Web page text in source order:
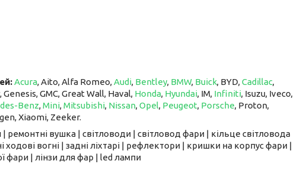
Acura, Aito, Alfa Romeo,Audi, Bentley, BMW, Buick, BYD,Cadillac,
Genesis, GMC, Great Wall, Haval, Honda, Hyundai, IM, ​​​​​​​ Infiniti, Isuzu, Iveco,
Benz,Mini,Mitsubishi, Nissan,Opel, Peugeot, Porsche, Proton, ​​​​​​​
Xiaomi, Zeeker.
вушка | світловоди | світловод фари | кільце світловода
вогні | задні ліхтарі | рефлектори | кришки на корпус фари |
фари | лінзи для фар | led лампи